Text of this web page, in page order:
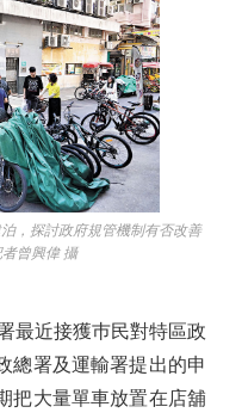
，探討政府規管機制有否改善
曾興偉 攝
近接獲巿民對特區政
總署及運輸署提出的申
把大量單車放置在店舖